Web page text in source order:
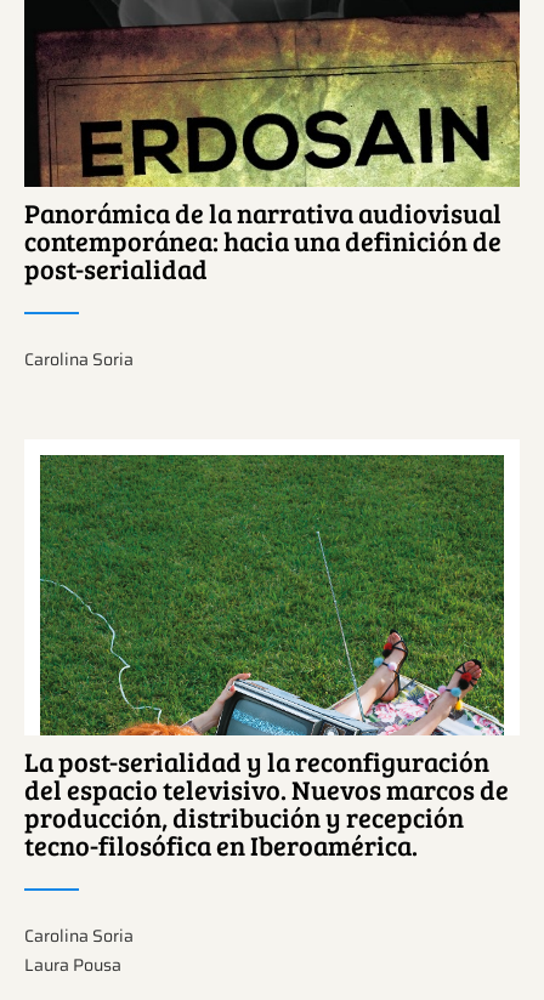
Ver más sobre este tema.
Panorámica de la narrativa audiovisual
contemporánea: hacia una definición de
post-serialidad
Carolina Soria
Ver más sobre este tema.
La post-serialidad y la reconfiguración
del espacio televisivo. Nuevos marcos de
producción, distribución y recepción
tecno-filosófica en Iberoamérica.
Carolina Soria
Laura Pousa